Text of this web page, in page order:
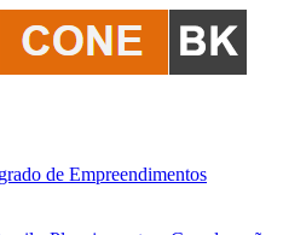
de Empreendimentos